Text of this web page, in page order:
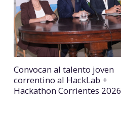
Convocan al talento joven
correntino al HackLab +
Hackathon Corrientes 2026